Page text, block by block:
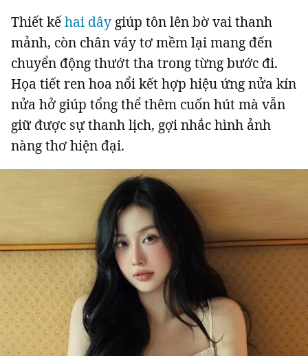
Thiết kếhai dây giúp tôn lên bờ vai thanh
mảnh, còn chân váy tơ mềm lại mang đến
chuyển động thướt tha trong từng bước đi.
Họa tiết ren hoa nổi kết hợp hiệu ứng nửa kín
nửa hở giúp tổng thể thêm cuốn hút mà vẫn
giữ được sự thanh lịch, gợi nhắc hình ảnh
nàng thơ hiện đại.